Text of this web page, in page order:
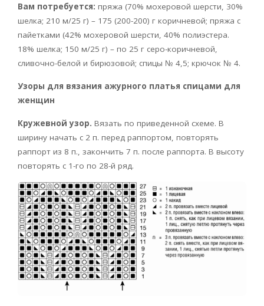
Вам потребуется: пряжа (70% мохеровой шерсти, 30%
шелка; 210 м/25 г) – 175 (200-200) г коричневой; пряжа с
пайетками (42% мохеровой шерсти, 40% полиэстера.
18% шелка; 150 м/25 г) – по 25 г серо-коричневой,
сливочно-белой и бирюзовой; спицы № 4,5; крючок № 4.
Узоры для вязания ажурного платья спицами для
женщин
Кружевной узор. Вязать по приведенной схеме. В
ширину начать с 2 п. перед раппортом, повторять
раппорт из 8 п., закончить 7 п. после раппорта. В высоту
повторять с 1-го по 28-й ряд.